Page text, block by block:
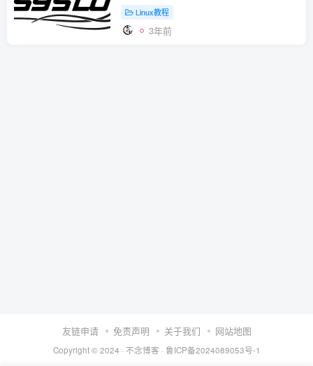
Linux教程
3年前
友链申请 免责声明 关于我们 网站地图
Copyright © 2024 · 不念博客 · 鲁ICP备2024089053号-1